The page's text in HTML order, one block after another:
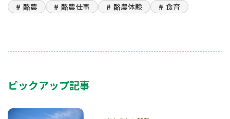
酪農 酪農仕事 酪農体験 食育
ピックアップ記事